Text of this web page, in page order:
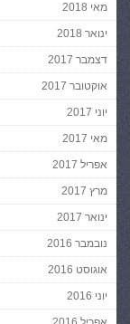
מאי 2018
ינואר 2018
דצמבר 2017
אוקטובר 2017
יוני 2017
מאי 2017
אפריל 2017
מרץ 2017
ינואר 2017
נובמבר 2016
אוגוסט 2016
יוני 2016